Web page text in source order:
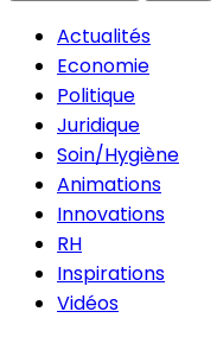
Actualités
Economie
Politique
Juridique
Soin/Hygiène
Animations
Innovations
RH
Inspirations
Vidéos